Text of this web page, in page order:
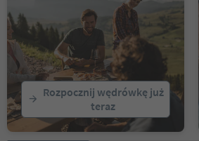
Rozpocznij wędrówkę już
teraz